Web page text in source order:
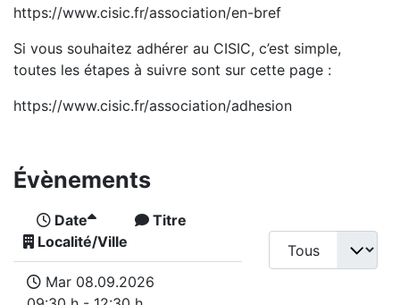
https://www.cisic.fr/association/en-bref
Si vous souhaitez adhérer au CISIC, c’est simple,
toutes les étapes à suivre sont sur cette page :
https://www.cisic.fr/association/adhesion
Évènements
Date
Titre
Localité/Ville
Mar 08.09.2026